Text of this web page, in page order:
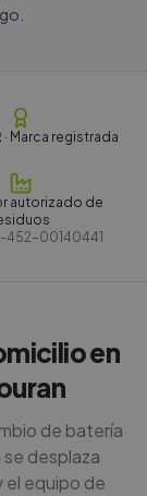
· Marca registrada
autorizado de
452-00140441
en
de batería
desplaza
el equipo de